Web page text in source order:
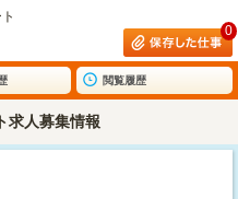
0
閲覧履歴
求人募集情報